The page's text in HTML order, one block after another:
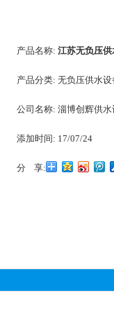
产品名称: 江苏无负压供
产品分类: 无负压供水设
公司名称: 淄博创辉供水
添加时间: 17/07/24
分 享: